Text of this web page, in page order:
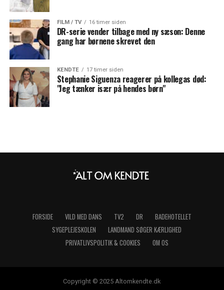
FILM / TV 16 timer siden
DR-serie vender tilbage med ny sæson: Denne
gang har børnene skrevet den
KENDTE 17 timer siden
Stephanie Siguenza reagerer på kollegas død:
"Jeg tænker især på hendes børn"
FORSIDE VILD MED DANS TV2 DR
BADEHOTELLET
SYGEPLEJESKOLEN
LANDMAND SØGER KÆRLIGHED
PRIVATLIVSPOLITIK & COOKIES
OM OS
Copyright © 2025 Altomkendte.dk